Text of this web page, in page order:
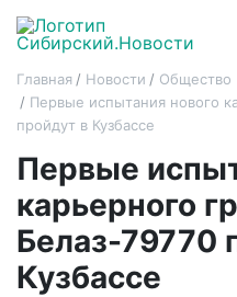
Главная Новости
Общество
Первые испытания нового
пройдут в Кузбассе
Первые
карьерного
Белаз-79770
Кузбассе